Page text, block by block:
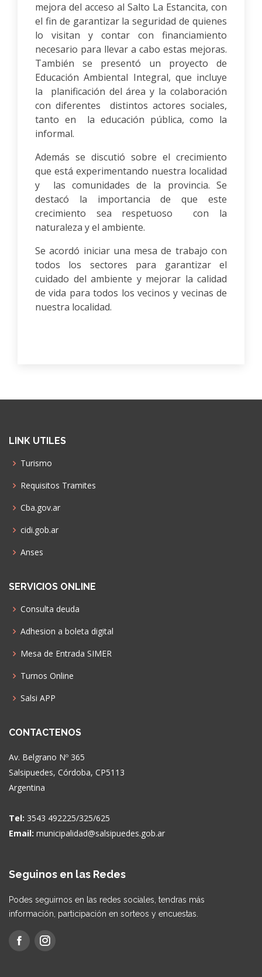
mejora del acceso al Salto La Estancita, con
el fin de garantizar la seguridad de quienes
lo visitan y contar con financiamiento
necesario para llevar a cabo estas mejoras.
También se presentó un proyecto de
Educación Ambiental Integral, que incluye
la planificación del área y la colaboración
con diferentes distintos actores sociales,
tanto en la educación pública, como la
informal.
Además se discutió sobre el crecimiento
que está experimentando nuestra localidad
y las comunidades de la provincia. Se
destacó la importancia de que este
crecimiento sea respetuoso con la
naturaleza y el ambiente.
Se acordó iniciar una mesa de trabajo con
todos los sectores para garantizar el
cuidado del ambiente y mejorar la calidad
de vida para todos los vecinos y vecinas de
nuestra localidad.
LINK UTILES
Turismo
Requisitos Tramites
Cba.gov.ar
cidi.gob.ar
Anses
SERVICIOS ONLINE
Consulta deuda
Adhesion a boleta digital
Mesa de Entrada SIMER
Turnos Online
Salsi APP
CONTACTENOS
Av. Belgrano Nº 365
Salsipuedes, Córdoba, CP5113
Argentina
Tel: 3543 492225/325/625
Email: municipalidad@salsipuedes.gob.ar
Seguinos en las Redes
Podes seguirnos en las redes sociales, tendras más
información, participación en sorteos y encuestas.